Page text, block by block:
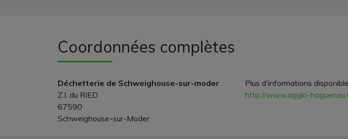
Coordonnées complètes
Déchetterie de Schweighouse-sur-moder
Z.I. du RIED
67590
Schweighouse-sur-Moder
Plus d'informations
http://www.agglo-